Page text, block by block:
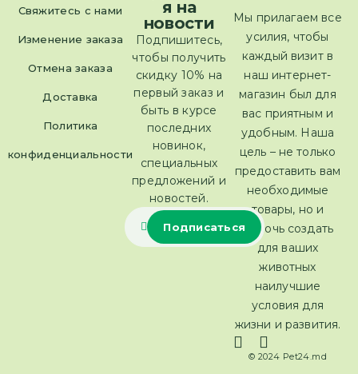
Свяжитесь с нами
Изменение заказа
Отмена заказа
Доставка
Политика
конфиденциальности
Мы прилагаем все
усилия, чтобы
каждый визит в
наш интернет-
магазин был для
вас приятным и
удобным. Наша
цель – не только
предоставить вам
необходимые
товары, но и
помочь создать
для ваших
животных
наилучшие
условия для
жизни и развития.
© 2024 Pet24.md
я на
новости
Подпишитесь,
чтобы получить
скидку 10% на
первый заказ и
быть в курсе
последних
новинок,
специальных
предложений и
новостей.